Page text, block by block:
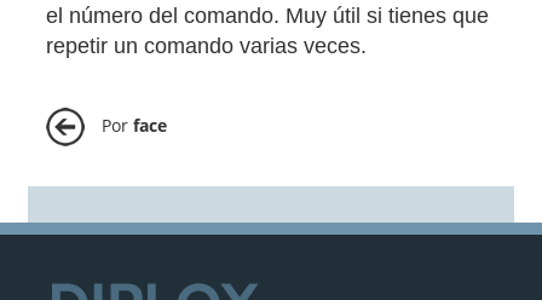
el número del comando. Muy útil si tienes que
repetir un comando varias veces.
Porface